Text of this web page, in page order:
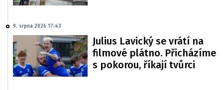
9. srpna 2026 17:43
Julius Lavický se vrátí na
filmové plátno. Přicházíme
s pokorou, říkají tvůrci